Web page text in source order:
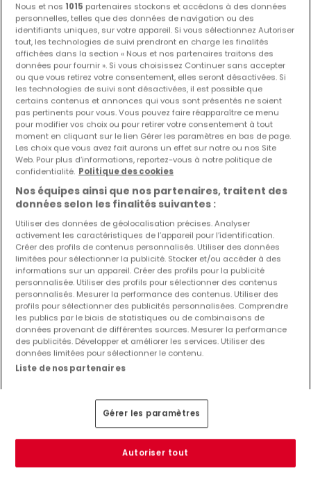
Modifiez vos critères de recherche pour plus
de résultats
Type de commerces en location à
Heffingen
Locaux commerciaux à louer Heffingen
Fonds de commerce à louer Heffingen
Restaurants à louer Heffingen
Entrepôts à louer Heffingen
Exploitations agricoles à louer Heffingen
Autres recherches suggérées
Commerces à Heffingen
Immobilier à Heffingen
Agences immobilières à Heffingen
Estimation immobilière
Nous et nos 1015 partenaires stockons et accédons à des données
personnelles, telles que des données de navigation ou des
identifiants uniques, sur votre appareil. Si vous sélectionnez Autoriser
tout, les technologies de suivi prendront en charge les finalités
affichées dans la section « Nous et nos partenaires traitons des
données pour fournir ». Si vous choisissez Continuer sans accepter
ou que vous retirez votre consentement, elles seront désactivées. Si
les technologies de suivi sont désactivées, il est possible que
certains contenus et annonces qui vous sont présentés ne soient
pas pertinents pour vous. Vous pouvez faire réapparaître ce menu
pour modifier vos choix ou pour retirer votre consentement à tout
moment en cliquant sur le lien Gérer les paramètres en bas de page.
Les choix que vous avez fait aurons un effet sur notre ou nos Site
Web. Pour plus d’informations, reportez-vous à notre politique de
confidentialité. Politique des cookies
Nos équipes ainsi que nos partenaires, traitent des
données selon les finalités suivantes :
Utiliser des données de géolocalisation précises. Analyser
activement les caractéristiques de l’appareil pour l’identification.
Créer des profils de contenus personnalisés. Utiliser des données
limitées pour sélectionner la publicité. Stocker et/ou accéder à des
informations sur un appareil. Créer des profils pour la publicité
personnalisée. Utiliser des profils pour sélectionner des contenus
personnalisés. Mesurer la performance des contenus. Utiliser des
profils pour sélectionner des publicités personnalisées. Comprendre
les publics par le biais de statistiques ou de combinaisons de
données provenant de différentes sources. Mesurer la performance
des publicités. Développer et améliorer les services. Utiliser des
données limitées pour sélectionner le contenu.
Liste de nos partenaires
Gérer les paramètres
Autoriser tout